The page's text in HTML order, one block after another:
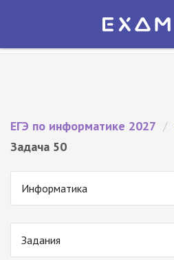
Экзамер — ЕГЭ 2027
ЕГЭ по информатике 2027 /
Задача 50
Информатика
Задания